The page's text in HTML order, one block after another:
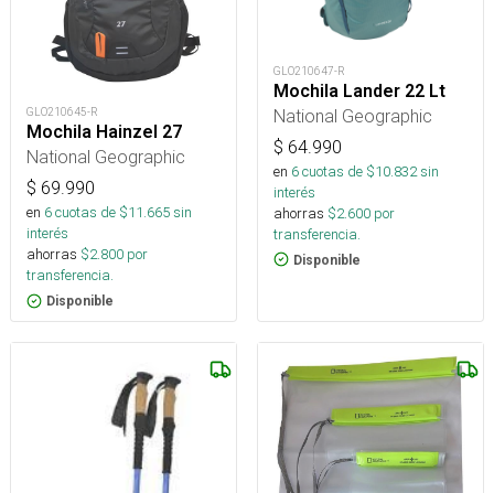
GLO210645-R
Mochila Hainzel 27
National Geographic
$ 69.990
en 6cuotas de $11.665sin
interés
ahorras $2.800 por
transferencia.
Disponible
GLO210647-R
Mochila Lander 22 Lt
National Geographic
$ 64.990
en 6cuotas de $10.832sin
interés
ahorras $2.600 por
transferencia.
Disponible